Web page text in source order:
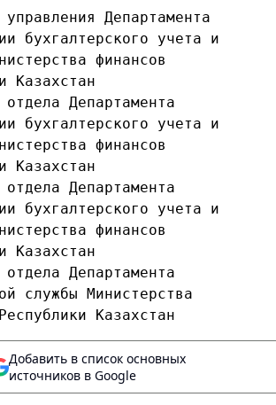
Департамента
бухгалтерского учета и
Департамента
бухгалтерского учета и
Департамента
бухгалтерского учета и
Департамента
службы Министерства
Добавить в список основных
источников в Google